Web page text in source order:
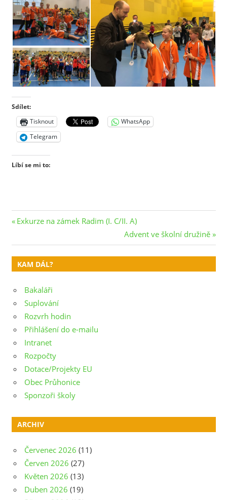
Sdílet:
Tisknout
WhatsApp
Telegram
Líbí se mi to:
Navigace
pro
příspěvek
Previous
Exkurze na zámek Radim (I. C/II. A)
Next
Post:
Advent ve školní družině
KAM DÁL?
Bakaláři
Suplování
Rozvrh hodin
Přihlášení do e-mailu
Intranet
Rozpočty
Dotace/Projekty EU
Obec Průhonice
Sponzoři školy
ARCHIV
Červenec 2026 (11)
Červen 2026 (27)
Květen 2026 (13)
Duben 2026 (19)